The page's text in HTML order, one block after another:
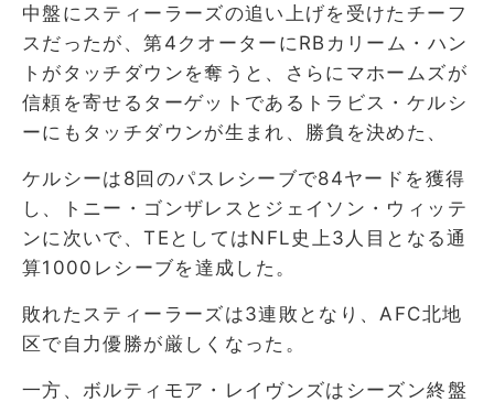
中盤にスティーラーズの追い上げを受けたチーフ
スだったが、第4クオーターにRBカリーム・ハン
トがタッチダウンを奪うと、さらにマホームズが
信頼を寄せるターゲットであるトラビス・ケルシ
ーにもタッチダウンが生まれ、勝負を決めた、
ケルシーは8回のパスレシーブで84ヤードを獲得
し、トニー・ゴンザレスとジェイソン・ウィッテ
ンに次いで、TEとしてはNFL史上3人目となる通
算1000レシーブを達成した。
敗れたスティーラーズは3連敗となり、AFC北地
区で自力優勝が厳しくなった。
一方、ボルティモア・レイヴンズはシーズン終盤